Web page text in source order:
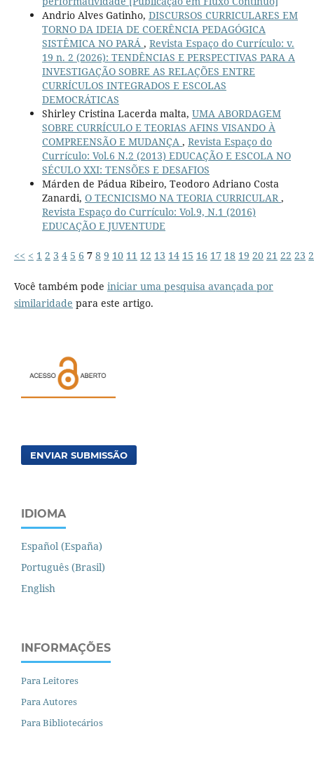
Andrio Alves Gatinho, DISCURSOS CURRICULARES EM
TORNO DA IDEIA DE COERÊNCIA PEDAGÓGICA
SISTÊMICA NO PARÁ , Revista Espaço do Currículo: v.
19 n. 2 (2026): TENDÊNCIAS E PERSPECTIVAS PARA A
INVESTIGAÇÃO SOBRE AS RELAÇÕES ENTRE
CURRÍCULOS INTEGRADOS E ESCOLAS
DEMOCRÁTICAS
Shirley Cristina Lacerda malta, UMA ABORDAGEM
SOBRE CURRÍCULO E TEORIAS AFINS VISANDO À
COMPREENSÃO E MUDANÇA , Revista Espaço do
Currículo: Vol.6 N.2 (2013) EDUCAÇÃO E ESCOLA NO
SÉCULO XXI: TENSÕES E DESAFIOS
Márden de Pádua Ribeiro, Teodoro Adriano Costa
Zanardi, O TECNICISMO NA TEORIA CURRICULAR,
Revista Espaço do Currículo: Vol.9, N.1 (2016)
EDUCAÇÃO E JUVENTUDE
<< < 1 2 3 4 5 6 7 8 9 10 11 12 13 14 15 16 17 18 19 20 21 22 23
Você também pode iniciar uma pesquisa avançada por
similaridade para este artigo.
ENVIAR SUBMISSÃO
IDIOMA
Español (España)
Português (Brasil)
English
INFORMAÇÕES
Para Leitores
Para Autores
Para Bibliotecários